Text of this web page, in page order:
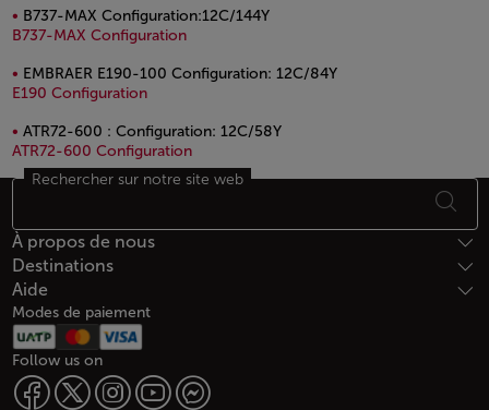
B737-MAX Configuration:12C/144Y
B737-MAX ConfigurationFichier PDF, s'ouvre dans une nouvelle
EMBRAER E190-100 Configuration: 12C/84Y
E190 ConfigurationFichier PDF, s'ouvre dans une nouvelle fenêtre.
ATR72-600 : Configuration: 12C/58Y
ATR72-600 ConfigurationFichier PDF, s'ouvre dans une nouvelle
Bas de page Plan du site
Rechercher sur notre site web
À propos de nous
Destinations
Aide
Modes de paiement
Follow us on